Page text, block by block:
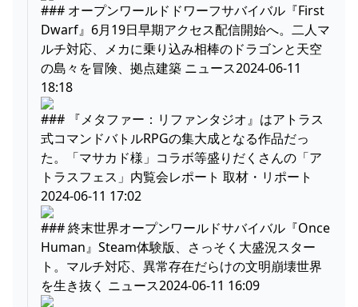
### オープンワールドドワーフサバイバル『First
Dwarf』6月19日早期アクセス配信開始へ。二人マ
ルチ対応、メカに乗り込み相棒のドラゴンと天空
の島々を冒険、拠点建築 ニュース2024-06-11
18:18
### 『メタファー：リファンタジオ』はアトラス
式コマンドバトルRPGの集大成となる作品だっ
た。「マサカド様」コラボ等盛りだくさんの「ア
トラスフェス」内覧会レポート 取材・リポート
2024-06-11 17:02
### 終末世界オープンワールドサバイバル『Once
Human』Steam体験版、さっそく大盛況スター
ト。マルチ対応、異常存在だらけの文明崩壊世界
を生き抜く ニュース2024-06-11 16:09